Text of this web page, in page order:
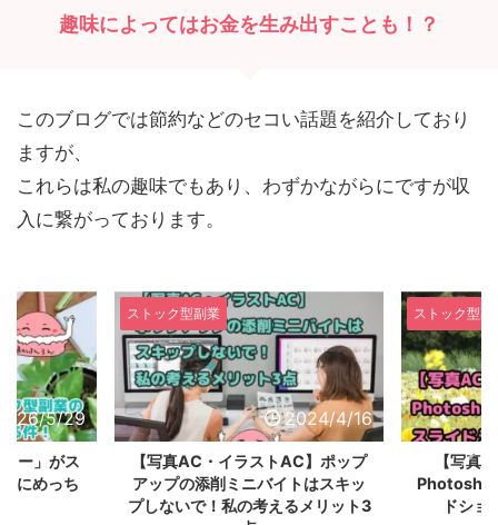
趣味によってはお金を生み出すことも！？
このブログでは節約などのセコい話題を紹介しており
ますが、
これらは私の趣味でもあり、わずかながらにですが収
入に繋がっております。
5/29
ー」がス
にめっち
ストック型副業
2024/4/16
【写真AC・イラストAC】ポップ
アップの添削ミニバイトはスキッ
プしないで！私の考えるメリット3
ストック型副
【写真
ドショ